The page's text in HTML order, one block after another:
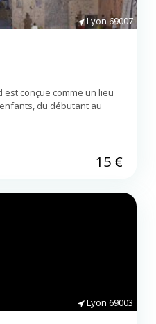
Lyon 69007
est conçue comme un lieu
du débutant au
15 €
Lyon 69003